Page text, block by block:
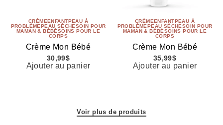
CRÈMEENFANTPEAU À
PROBLÈMEPEAU SÈCHESOIN POUR
MAMAN & BÉBÉSOINS POUR LE
CORPS
Crème Mon Bébé
30,99$
Ajouter au panier
CRÈMEENFANTPEAU À
PROBLÈMEPEAU SÈCHESOIN POUR
MAMAN & BÉBÉSOINS POUR LE
CORPS
Crème Mon Bébé
35,99$
Ajouter au panier